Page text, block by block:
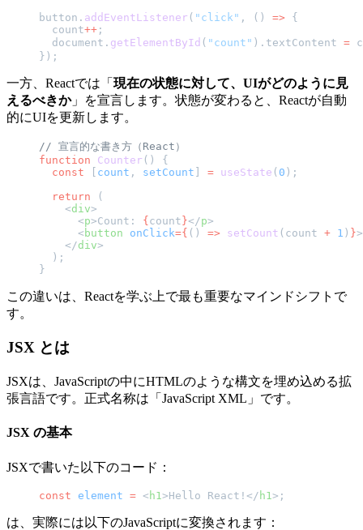
button. addEventListener ( "click" , () => {
  count
++ ;
  document.
getElementById ( "count" ).textContent =
});
一方、Reactでは「 現在の状態に対して、UIがどのように見
えるべきか」を宣言します。状態が変わると、Reactが自動
的にUIを更新します。
// 宣言的な書き方（React）
function Counter () {
  const
[ count , setCount ] = useState ( 0 );
  return
(
    <
div>
      <
p>Count: {count}</p>
      <
button onClick={ () => setCount (count + 1 ) }
    </
div>
  );
}
この違いは、Reactを学ぶ上で最も重要なマインドシフトで
す。
JSX とは
JSXは、JavaScriptの中にHTMLのような構文を埋め込める拡
張言語です。正式名称は「JavaScript XML」です。
JSX の基本
JSXで書いた以下のコード：
const element = < h1 >Hello React!</ h1 >;
は、実際には以下のJavaScriptに変換されます：